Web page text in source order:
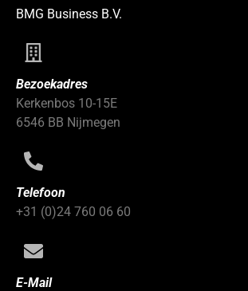
BMG Business B.V.
Bezoekadres
Kerkenbos 10-15E
6546 BB Nijmegen
Telefoon
+31 (0)24 760 06 60
E-Mail